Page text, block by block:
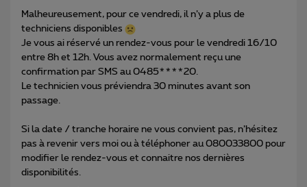
Malheureusement, pour ce vendredi, il n’y a plus de
techniciens disponibles
Je vous ai réservé un rendez-vous pour le vendredi 16/10
entre 8h et 12h. Vous avez normalement reçu une
confirmation par SMS au 0485****20.
Le technicien vous préviendra 30 minutes avant son
passage.
Si la date / tranche horaire ne vous convient pas, n’hésitez
pas à revenir vers moi ou à téléphoner au 080033800 pour
modifier le rendez-vous et connaitre nos dernières
disponibilités.